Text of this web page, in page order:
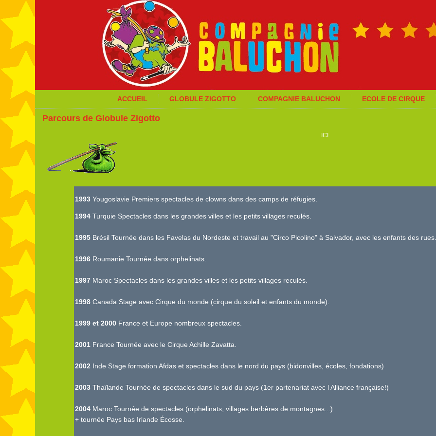
ACCUEIL GLOBULE ZIGOTTO COMPAGNIE BALUCHON ECOLE DE CIRQUE
Parcours de Globule Zigotto
ICI
1993Yougoslavie Premiers spectacles de clowns dans des camps de réfugies.
1994Turquie Spectacles dans les grandes villes et les petits villages reculés.
1995Brésil Tournée dans les Favelas du Nordeste et travail au "Circo Picolino" à Salvador, avec les enfants des rues.
1996Roumanie Tournée dans orphelinats.
1997Maroc Spectacles dans les grandes villes et les petits villages reculés.
1998Canada Stage avec Cirque du monde (cirque du soleil et enfants du monde).
1999 et 2000 France et Europe nombreux spectacles.
2001France Tournée avec le Cirque Achille Zavatta.
2002 Inde Stage formation Afdas et spectacles dans le nord du pays (bidonvilles, écoles, fondations)
2003 Thaïlande Tournée de spectacles dans le sud du pays (1er partenariat avec l Alliance française!)
2004Maroc Tournée de spectacles (orphelinats, villages berbères de montagnes...)
+ tournée Pays bas Irlande Écosse.